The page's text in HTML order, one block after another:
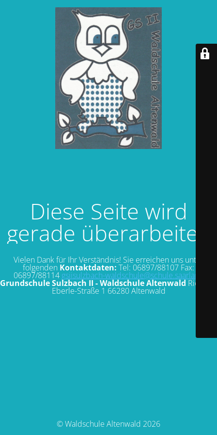
Diese Seite wird
gerade überarbeitet.
Vielen Dank für Ihr Verständnis! Sie erreichen uns unter
folgenden Kontaktdaten: Tel: 06897/88107 Fax:
06897/88114 gsiisulzbach-waldschule@schule.saarland
Grundschule Sulzbach II - Waldschule Altenwald Richard-
Eberle-Straße 1 66280 Altenwald
© Waldschule Altenwald 2026